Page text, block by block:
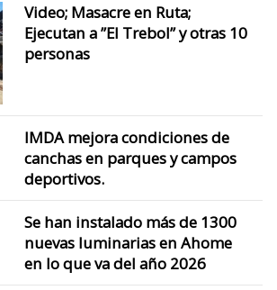
Video; Masacre en Ruta;
Ejecutan a ”El Trebol” y otras 10
personas
IMDA mejora condiciones de
canchas en parques y campos
deportivos.
Se han instalado más de 1300
nuevas luminarias en Ahome
en lo que va del año 2026